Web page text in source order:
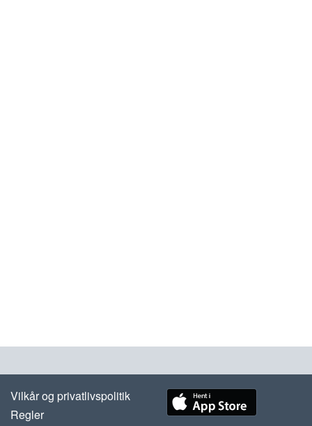
Vilkår og privatlivspolitik
Regler